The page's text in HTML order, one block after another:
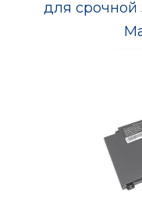
для срочной